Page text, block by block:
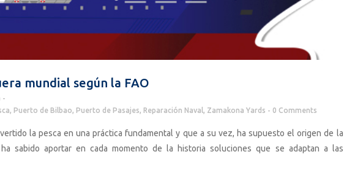
mundial según la FAO
Puerto de Bilbao Puerto de Pasajes Reparación Naval Zamakona Yards 0 Comments
la pesca en una práctica fundamental y que a su vez, ha supuesto el origen de la
sabido aportar en cada momento de la historia soluciones que se adaptan a las